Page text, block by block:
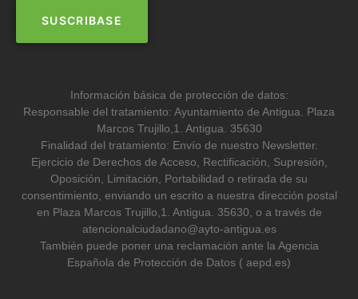
Información básica de protección de datos:
Responsable del tratamiento: Ayuntamiento de Antigua. Plaza
Marcos Trujillo,1. Antigua. 35630
Finalidad del tratamiento: Envío de nuestro Newsletter.
Ejercicio de Derechos de Acceso, Rectificación, Supresión,
Oposición, Limitación, Portabilidad o retirada de su
consentimiento, enviando un escrito a nuestra dirección postal
en Plaza Marcos Trujillo,1. Antigua. 35630, o a través de
atencionalciudadano@ayto-antigua.es
También puede poner una reclamación ante la Agencia
Española de Protección de Datos ( aepd.es)